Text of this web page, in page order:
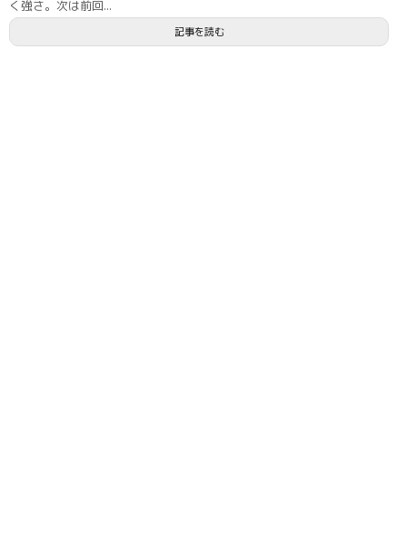
く強さ。次は前回...
記事を読む